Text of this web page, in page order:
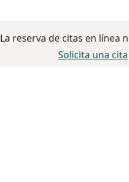
La reserva de citas en línea
Solicita una cita